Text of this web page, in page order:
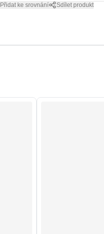
Přidat ke srovnání Sdílet produkt